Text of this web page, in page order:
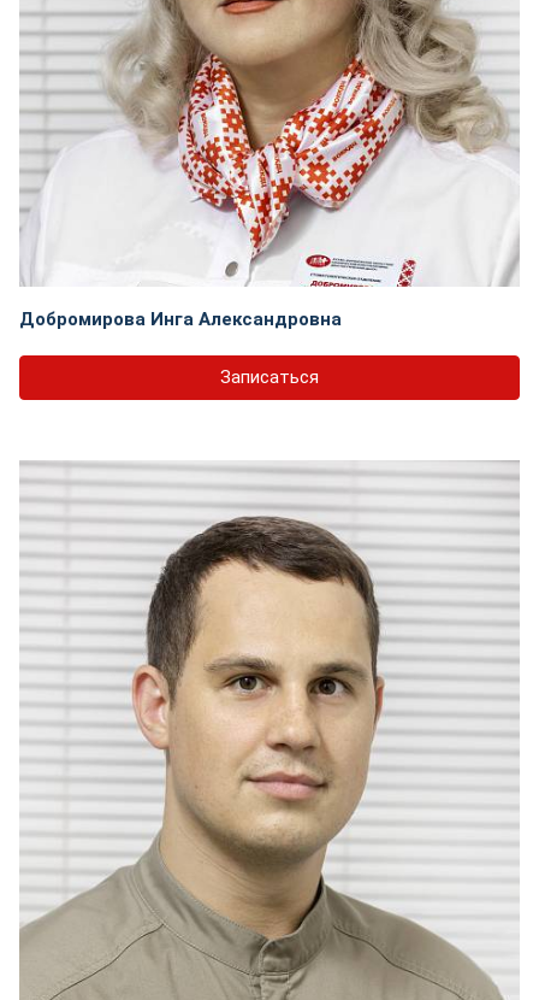
Добромирова Инга Александровна
Записаться